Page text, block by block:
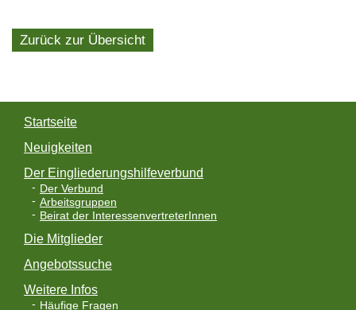
Zurück zur Übersicht
Startseite
Neuigkeiten
Der Eingliederungshilfeverbund
Der Verbund
Arbeitsgruppen
Beirat der InteressenvertreterInnen
Die Mitglieder
Angebotssuche
Weitere Infos
Häufige Fragen